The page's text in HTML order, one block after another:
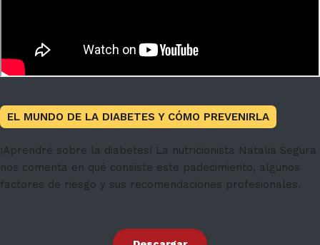
EL MUNDO DE LA DIABETES Y CÓMO PREVENIRLA
¡Aprendré sobre la diabetes! La nutricionista Natalia Segura
nos comenta en qué consiste este padecimiento, algunos
factores de riesgo y sus recomendaciones profesionales.